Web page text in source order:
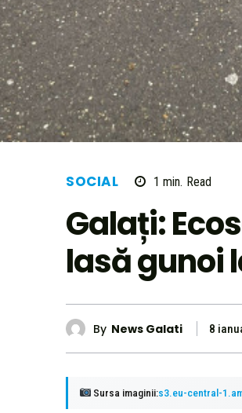
SOCIAL 1 min. Read
Galați:
lasă gunoi
By News Galati 8
Sursa imaginii:s3.eu-central-